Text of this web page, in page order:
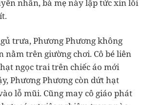
nhân, bà mẹ này lập tức xin lỗi
trưa, Phương Phương không
nằm trên giường chơi. Cô bé liên
ngọc trai trên chiếc áo mới
Phương Phương còn dứt hạt
lỗ mũi. Cũng may cô giáo phát